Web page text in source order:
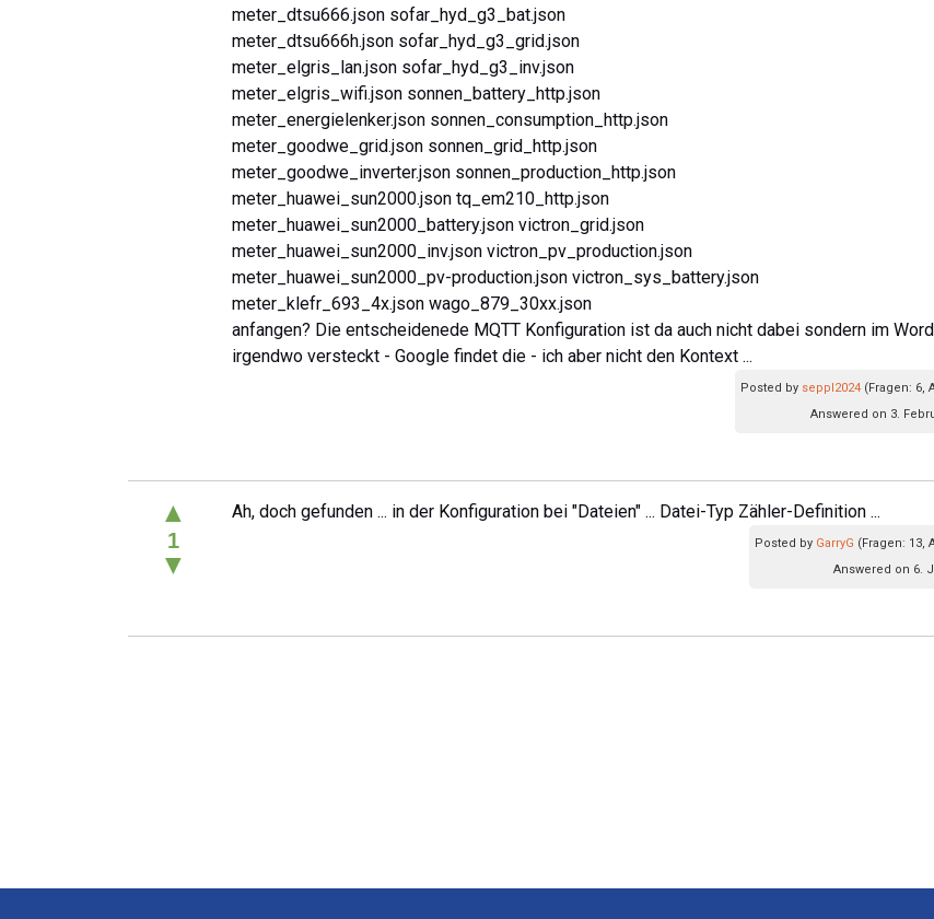
meter_dtsu666.json sofar_hyd_g3_bat.json
meter_dtsu666h.json sofar_hyd_g3_grid.json
meter_elgris_lan.json sofar_hyd_g3_inv.json
meter_elgris_wifi.json sonnen_battery_http.json
meter_energielenker.json sonnen_consumption_http.json
meter_goodwe_grid.json sonnen_grid_http.json
meter_goodwe_inverter.json sonnen_production_http.json
meter_huawei_sun2000.json tq_em210_http.json
meter_huawei_sun2000_battery.json victron_grid.json
meter_huawei_sun2000_inv.json victron_pv_production.json
meter_huawei_sun2000_pv-production.json victron_sys_battery.json
meter_klefr_693_4x.json wago_879_30xx.json
anfangen? Die entscheidenede MQTT Konfiguration ist da auch nicht dabei sondern im
irgendwo versteckt - Google findet die - ich aber nicht den Kontext ...
Posted by seppl2024 (Fragen: 6,
Answered on 3.
▲
1
▼
Ah, doch gefunden ... in der Konfiguration bei "Dateien" ... Datei-Typ Zähler-Definition ...
Posted by GarryG (Fragen: 13,
Answered on 6.